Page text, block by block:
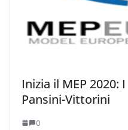
Inizia il MEP 2020:
Pansini-Vittorini
0